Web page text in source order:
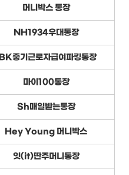
머니박스 통장
NH1934우대통장
IBK중기근로자급여파킹통장
마이100통장
Sh매일받는통장
Hey Young 머니박스
잇(it)딴주머니통장